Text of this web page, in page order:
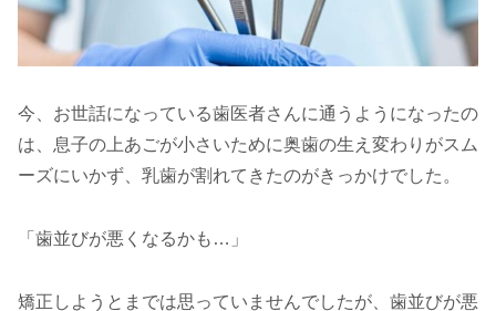
今、お世話になっている歯医者さんに通うようになったの
は、息子の上あごが小さいために奥歯の生え変わりがスム
ーズにいかず、乳歯が割れてきたのがきっかけでした。
「歯並びが悪くなるかも…」
矯正しようとまでは思っていませんでしたが、歯並びが悪